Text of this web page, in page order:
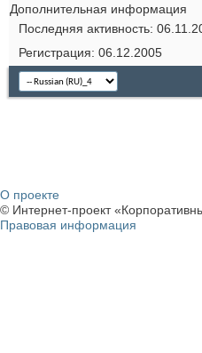
Дополнительная информация
Последняя активность
Регистрация 06.12.2005
О проекте
© Интернет-проект
Правовая информация